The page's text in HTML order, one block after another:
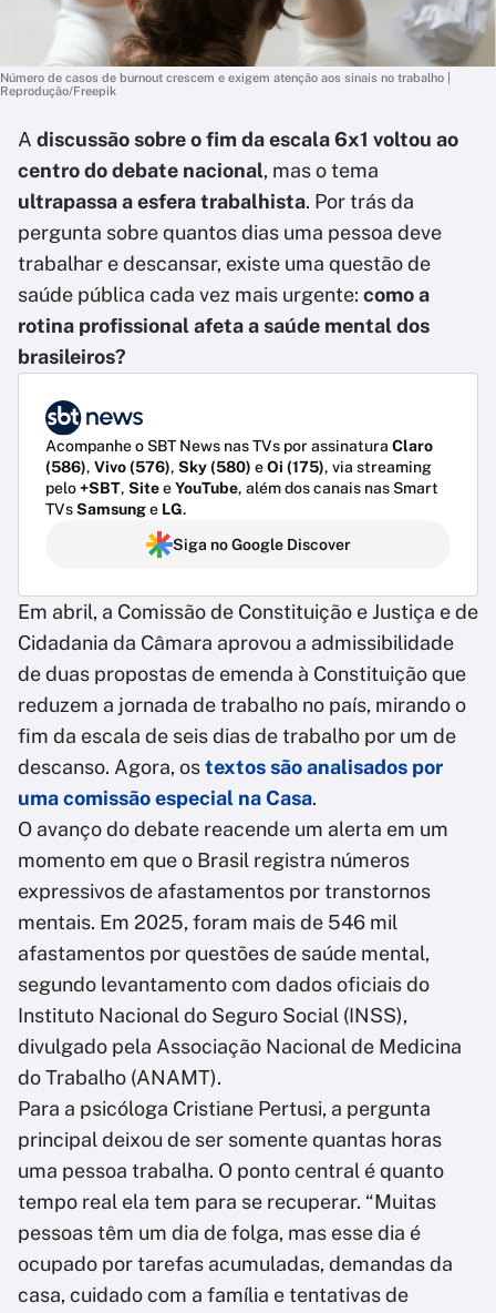
Número de casos de burnout crescem e exigem atenção aos sinais no trabalho |
Reprodução/Freepik
A discussão sobre o fim da escala 6x1 voltou ao
centro do debate nacional, mas o tema
ultrapassa a esfera trabalhista. Por trás da
pergunta sobre quantos dias uma pessoa deve
trabalhar e descansar, existe uma questão de
saúde pública cada vez mais urgente: como a
rotina profissional afeta a saúde mental dos
brasileiros?
Acompanhe o SBT News nas TVs por assinatura Claro
(586), Vivo (576), Sky (580) eOi (175), via streaming
pelo+SBT, SiteeYouTube, além dos canais nas Smart
TVsSamsunge LG.
Siga no Google Discover
Em abril, a Comissão de Constituição e Justiça e de
Cidadania da Câmara aprovou a admissibilidade
de duas propostas de emenda à Constituição que
reduzem a jornada de trabalho no país, mirando o
fim da escala de seis dias de trabalho por um de
descanso. Agora, ostextos são analisados por
uma comissão especial na Casa.
O avanço do debate reacende um alerta em um
momento em que o Brasil registra números
expressivos de afastamentos por transtornos
mentais. Em 2025, foram mais de 546 mil
afastamentos por questões de saúde mental,
segundo levantamento com dados oficiais do
Instituto Nacional do Seguro Social (INSS),
divulgado pela Associação Nacional de Medicina
do Trabalho (ANAMT).
Para a psicóloga Cristiane Pertusi, a pergunta
principal deixou de ser somente quantas horas
uma pessoa trabalha. O ponto central é quanto
tempo real ela tem para se recuperar. “Muitas
pessoas têm um dia de folga, mas esse dia é
ocupado por tarefas acumuladas, demandas da
casa, cuidado com a família e tentativas de